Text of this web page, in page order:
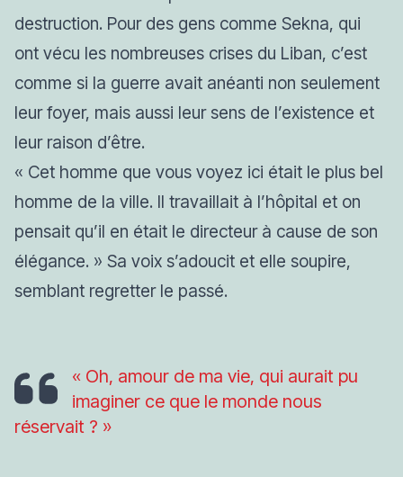
destruction. Pour des gens comme Sekna, qui
ont vécu les nombreuses crises du Liban, c’est
comme si la guerre avait anéanti non seulement
leur foyer, mais aussi leur sens de l’existence et
leur raison d’être.
« Cet homme que vous voyez ici était le plus bel
homme de la ville. Il travaillait à l’hôpital et on
pensait qu’il en était le directeur à cause de son
élégance. » Sa voix s’adoucit et elle soupire,
semblant regretter le passé.
« Oh, amour de ma vie, qui aurait pu
imaginer ce que le monde nous
réservait ? »